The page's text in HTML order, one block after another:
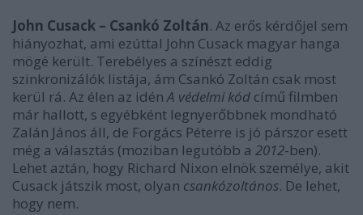
John Cusack – Csankó Zoltán. Az erős kérdőjel sem
hiányozhat, ami ezúttal John Cusack magyar hanga
mögé került. Terebélyes a színészt eddig
szinkronizálók listája, ám Csankó Zoltán csak most
kerül rá. Az élen az idénA védelmi kód című filmben
már hallott, s egyébként legnyerőbbnek mondható
Zalán János áll, de Forgács Péterre is jó párszor esett
még a választás (moziban legutóbb a 2012-ben).
Lehet aztán, hogy Richard Nixon elnök személye, akit
Cusack játszik most, olyan csankózoltános. De lehet,
hogy nem.